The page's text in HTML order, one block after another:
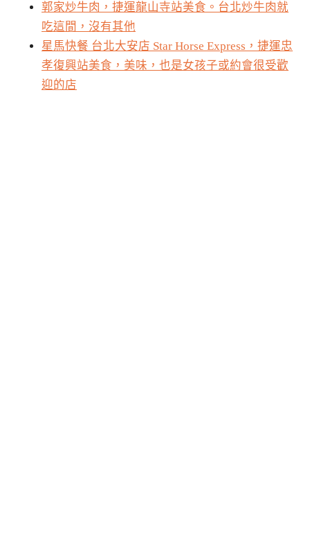
郭家炒牛肉，捷運龍山寺站美食。台北炒牛肉就
吃這間，沒有其他
星馬快餐 台北大安店 Star Horse Express，捷運忠
孝復興站美食，美味，也是女孩子或約會很受歡
迎的店